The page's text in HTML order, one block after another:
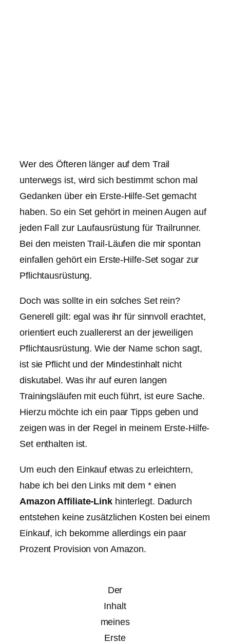
Wer des Öfteren länger auf dem Trail
unterwegs ist, wird sich bestimmt schon mal
Gedanken über ein Erste-Hilfe-Set gemacht
haben. So ein Set gehört in meinen Augen auf
jeden Fall zur Laufausrüstung für Trailrunner.
Bei den meisten Trail-Läufen die mir spontan
einfallen gehört ein Erste-Hilfe-Set sogar zur
Pflichtausrüstung.
Doch was sollte in ein solches Set rein?
Generell gilt: egal was ihr für sinnvoll erachtet,
orientiert euch zuallererst an der jeweiligen
Pflichtausrüstung. Wie der Name schon sagt,
ist sie Pflicht und der Mindestinhalt nicht
diskutabel. Was ihr auf euren langen
Trainingsläufen mit euch führt, ist eure Sache.
Hierzu möchte ich ein paar Tipps geben und
zeigen was in der Regel in meinem Erste-Hilfe-
Set enthalten ist.
Um euch den Einkauf etwas zu erleichtern,
habe ich bei den Links mit dem * einen
Amazon Affiliate-Linkhinterlegt. Dadurch
entstehen keine zusätzlichen Kosten bei einem
Einkauf, ich bekomme allerdings ein paar
Prozent Provision von Amazon.
Der
Inhalt
meines
Erste